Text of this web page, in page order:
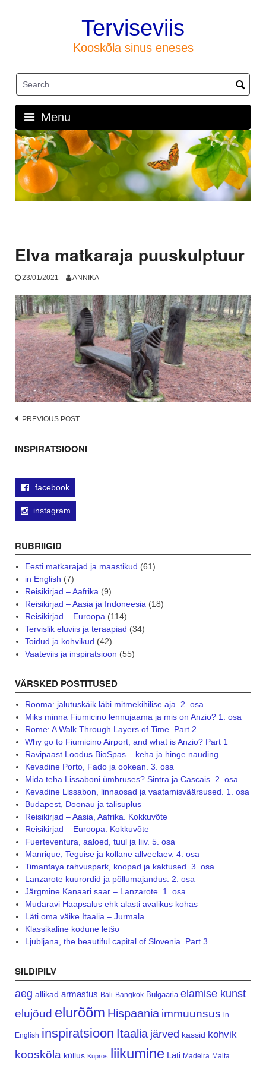
Terviseviis
Kooskõla sinus eneses
Menu
Elva matkaraja puuskulptuur
23/01/2021 ANNIKA
Post
PREVIOUS POST
INSPIRATSIOONI
facebook
instagram
RUBRIIGID
Eesti matkarajad ja maastikud (61)
in English (7)
Reisikirjad – Aafrika (9)
Reisikirjad – Aasia ja Indoneesia (18)
Reisikirjad – Euroopa (114)
Tervislik eluviis ja teraapiad (34)
Toidud ja kohvikud (42)
Vaateviis ja inspiratsioon (55)
VÄRSKED POSTITUSED
Rooma: jalutuskäik läbi mitmekihilise aja. 2. osa
Miks minna Fiumicino lennujaama ja mis on Anzio? 1. osa
Rome: A Walk Through Layers of Time. Part 2
Why go to Fiumicino Airport, and what is Anzio? Part 1
Ravipaast Loodus BioSpas – keha ja hinge nauding
Kevadine Porto, Fado ja ookean. 3. osa
Mida teha Lissaboni ümbruses? Sintra ja Cascais. 2. osa
Kevadine Lissabon, linnaosad ja vaatamisväärsused. 1. osa
Budapest, Doonau ja talisuplus
Reisikirjad – Aasia, Aafrika. Kokkuvõte
Reisikirjad – Euroopa. Kokkuvõte
Fuerteventura, aaloed, tuul ja liiv. 5. osa
Manrique, Teguise ja kollane allveelaev. 4. osa
Timanfaya rahvuspark, koopad ja kaktused. 3. osa
Lanzarote kuurordid ja põllumajandus. 2. osa
Järgmine Kanaari saar – Lanzarote. 1. osa
Mudaravi Haapsalus ehk alasti avalikus kohas
Läti oma väike Itaalia – Jurmala
Klassikaline kodune letšo
Ljubljana, the beautiful capital of Slovenia. Part 3
SILDIPILV
aeg allikad armastus Bali Bangkok Bulgaaria elamise kunst
elujõud elurõõm Hispaania immuunsus in
English inspiratsioon Itaalia järved kassid kohvik
kooskõla küllus Küpros liikumine Läti Madeira Malta